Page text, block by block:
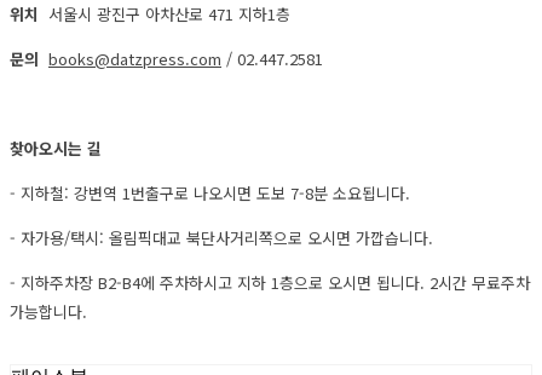
위치 서울시 광진구 아차산로 471 지하1층
문의 books@datzpress.com / 02.447.2581
찾아오시는 길
- 지하철: 강변역 1번출구로 나오시면 도보 7-8분 소요됩니다.
- 자가용/택시: 올림픽대교 북단사거리쪽으로 오시면 가깝습니다.
- 지하주차장 B2-B4에 주차하시고 지하 1층으로 오시면 됩니다. 2시간 무료주차
가능합니다.